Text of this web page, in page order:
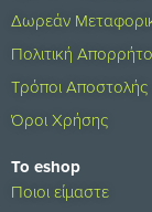
Δωρεάν
Πολιτική
Τρόποι
Όροι Χρήσης
Το eshop
Ποιοι είμαστε